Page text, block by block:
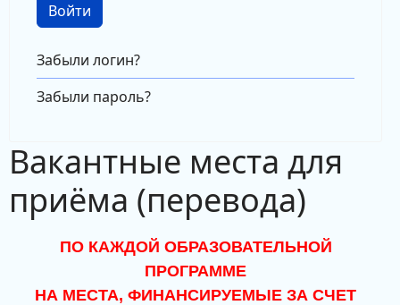
Войти
Забыли логин?
Забыли пароль?
Вакантные места для
приёма (перевода)
ПО КАЖДОЙ ОБРАЗОВАТЕЛЬНОЙ
ПРОГРАММЕ
НА МЕСТА, ФИНАНСИРУЕМЫЕ ЗА СЧЕТ